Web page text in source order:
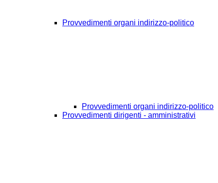
Provvedimenti organi indirizzo-politico
Provvedimenti organi indirizzo-politico
Provvedimenti dirigenti - amministrativi